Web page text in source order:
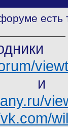
есть